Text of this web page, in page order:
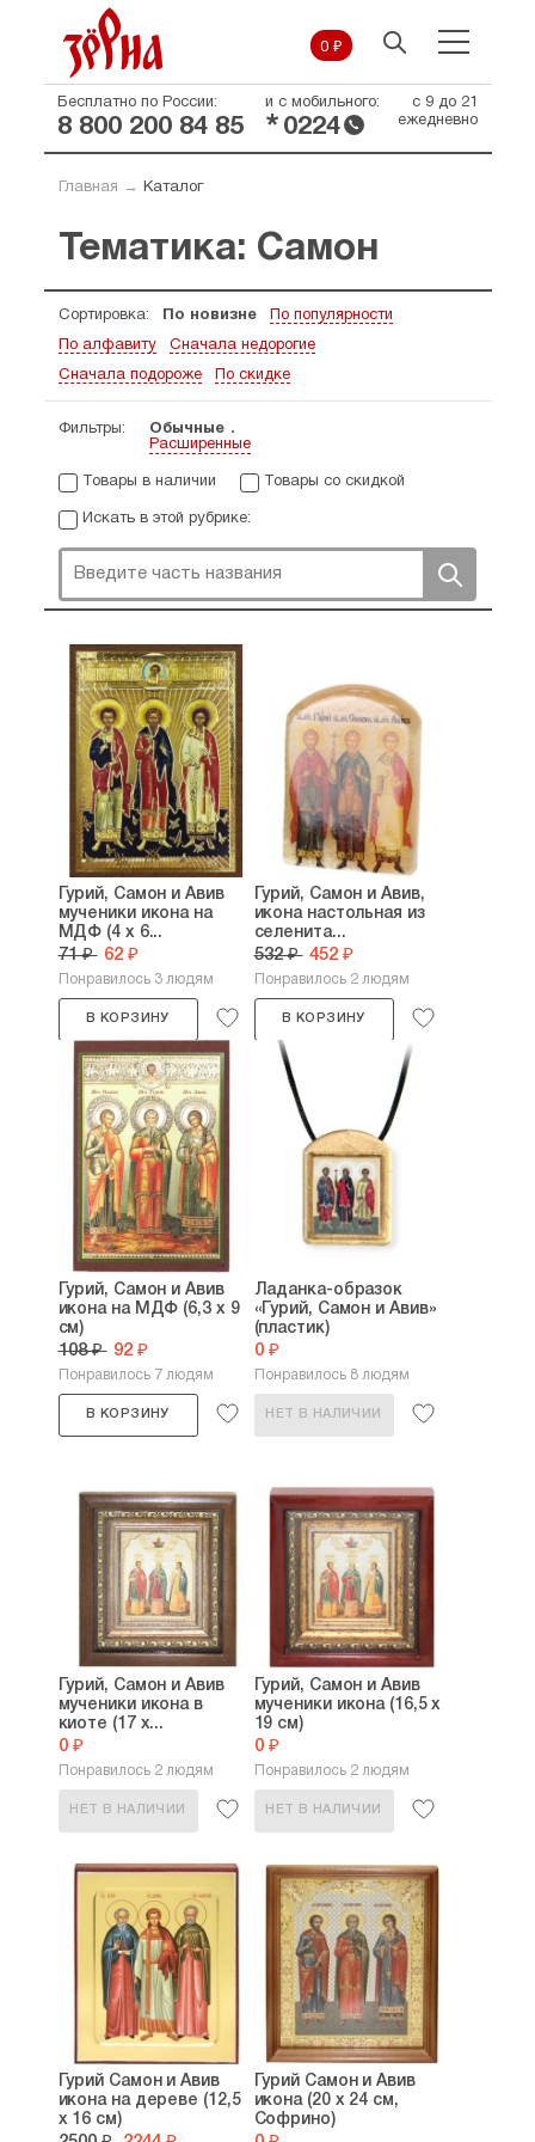
0 ₽
Бесплатно по России:
8 800 200 84 85
и с мобильного:
* 0224
с 9 до 21
ежедневно
Главная → Каталог
Тематика: Самон
Сортировка: По новизне По популярности
По алфавиту Сначала недорогие
Сначала подороже По скидке
Фильтры:
Обычные
Расширенные
Товары в наличии Товары со скидкой
Искать в этой рубрике:
Гурий, Самон и Авив
мученики икона на
МДФ (4 х 6...
71 ₽ 62 ₽
Понравилось 3 людям
В КОРЗИНУ
Гурий, Самон и Авив,
икона настольная из
селенита...
532 ₽ 452 ₽
Понравилось 2 людям
В КОРЗИНУ
Гурий, Самон и Авив
икона на МДФ (6,3 х 9
см)
108 ₽ 92 ₽
Понравилось 7 людям
В КОРЗИНУ
Ладанка-образок
«Гурий, Самон и Авив»
(пластик)
0 ₽
Понравилось 8 людям
НЕТ В НАЛИЧИИ
Гурий, Самон и Авив
мученики икона в
киоте (17 х...
0 ₽
Понравилось 2 людям
НЕТ В НАЛИЧИИ
Гурий, Самон и Авив
мученики икона (16,5 х
19 см)
0 ₽
Понравилось 2 людям
НЕТ В НАЛИЧИИ
Гурий Самон и Авив
икона на дереве (12,5
х 16 см)
Гурий Самон и Авив
икона (20 х 24 см,
Софрино)